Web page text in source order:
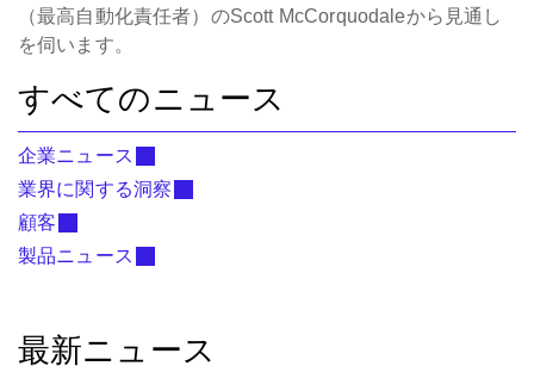
（最高自動化責任者）のScott McCorquodaleから見通し
を伺います。
すべてのニュース
企業ニュース
業界に関する洞察
顧客
製品ニュース
最新ニュース